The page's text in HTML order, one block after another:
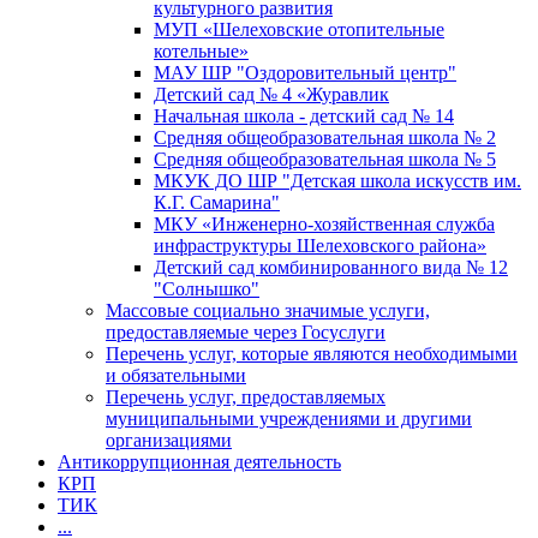
культурного развития
МУП «Шелеховские отопительные
котельные»
МАУ ШР "Оздоровительный центр"
Детский сад № 4 «Журавлик
Начальная школа - детский сад № 14
Средняя общеобразовательная школа № 2
Средняя общеобразовательная школа № 5
МКУК ДО ШР "Детская школа искусств им.
К.Г. Самарина"
МКУ «Инженерно-хозяйственная служба
инфраструктуры Шелеховского района»
Детский сад комбинированного вида № 12
"Солнышко"
Массовые социально значимые услуги,
предоставляемые через Госуслуги
Перечень услуг, которые являются необходимыми
и обязательными
Перечень услуг, предоставляемых
муниципальными учреждениями и другими
организациями
Антикоррупционная деятельность
КРП
ТИК
...